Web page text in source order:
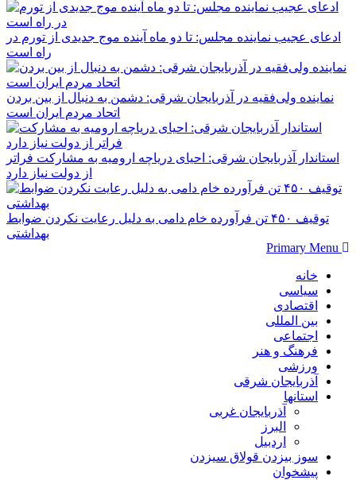
ادعای عجیب نماینده مجلس: تا دو ماه آینده موج جدیدی از تورم در
راه است
نماینده ولی‌فقیه در آذربایجان شرقی: دشمن به دنبال از بین بردن
اتحاد مردم ایران است
استاندار آذربایجان شرقی: احیای دریاچه ارومیه به مشارکت فراتر
از دولت نیاز دارد
توقیف ۴۵۰ تن فرآورده خام دامی به دلیل رعایت نکردن ضوابط
بهداشتی
Primary Menu
خانه
سیاسی
اقتصادی
بین المللی
اجتماعی
فرهنگ و هنر
ورزشی
آذربایجان شرقی
استانها
آذربایجان غربی
البرز
اردبیل
سوز بیزدن قولاق سیزدن
پیشخوان